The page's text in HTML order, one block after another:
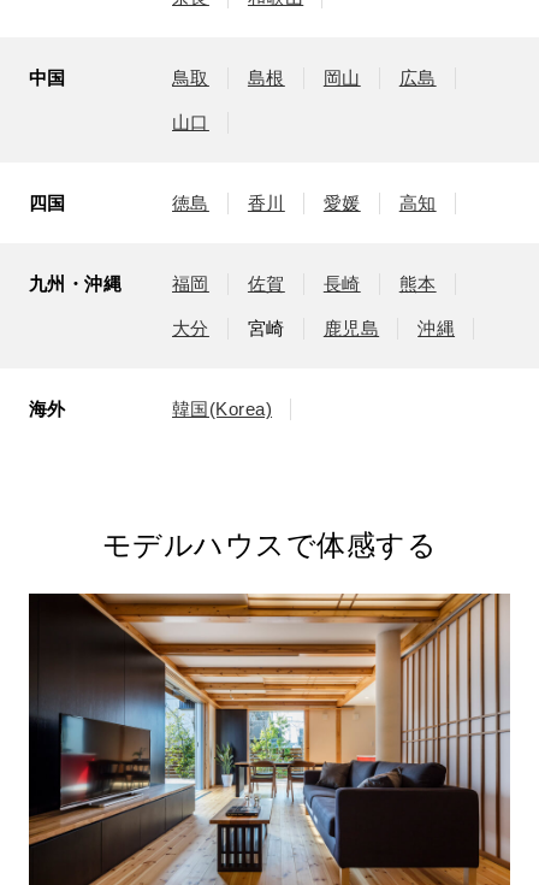
中国 鳥取 島根 岡山 広島
山口
四国 徳島 香川 愛媛 高知
九州・沖縄 福岡 佐賀 長崎 熊本
大分 宮崎 鹿児島 沖縄
海外 韓国(Korea)
モデルハウスで体感する